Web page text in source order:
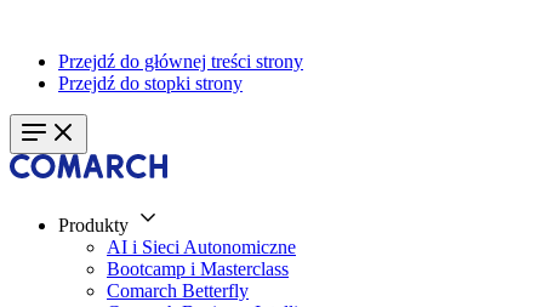
Przejdź do głównej treści strony
Przejdź do stopki strony
Produkty
AI i Sieci Autonomiczne
Bootcamp i Masterclass
Comarch Betterfly